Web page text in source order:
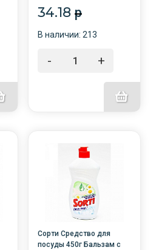
34.18 p
В наличии: 213
- +
Сорти Средство для
посуды 450г Бальзам с